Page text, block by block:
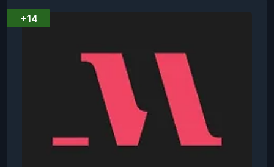
года, после трагической гибели родителей в
авиакатастрофе, Аполлония возглавила
управление пекарней с обучением в
Гарвардском университете .Под её
руководством Poilâne продолжает слави
+14